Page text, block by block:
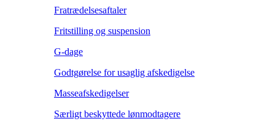
Fratrædelsesaftaler
Fritstilling og suspension
G-dage
Godtgørelse for usaglig afskedigelse
Masseafskedigelser
Særligt beskyttede lønmodtagere